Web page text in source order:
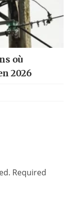
où
2026
Required